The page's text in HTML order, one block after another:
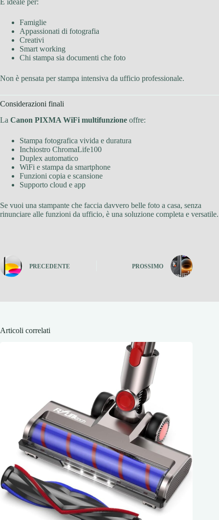
Famiglie
Appassionati di fotografia
Creativi
Smart working
Chi stampa sia documenti che foto
Non è pensata per stampa intensiva da ufficio professionale.
Considerazioni finali
La Canon PIXMA WiFi multifunzione offre:
Stampa fotografica vivida e duratura
Inchiostro ChromaLife100
Duplex automatico
WiFi e stampa da smartphone
Funzioni copia e scansione
Supporto cloud e app
Se vuoi una stampante che faccia davvero belle foto a casa, senza
rinunciare alle funzioni da ufficio, è una soluzione completa e versatile.
PRECEDENTE PROSSIMO
Articoli correlati